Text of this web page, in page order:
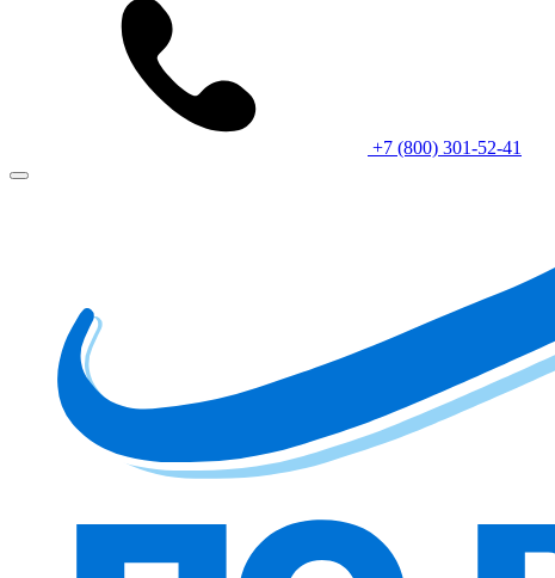
+7 (800) 301-52-41